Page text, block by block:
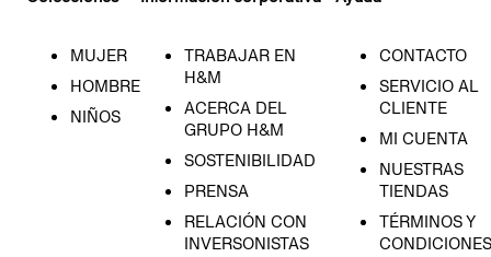
MUJER
HOMBRE
NIÑOS
TRABAJAR EN
H&M
ACERCA DEL
GRUPO H&M
SOSTENIBILIDAD
PRENSA
RELACIÓN CON
INVERSONISTAS
CONTACTO
SERVICIO AL
CLIENTE
MI CUENTA
NUESTRAS
TIENDAS
TÉRMINOS Y
CONDICIONES